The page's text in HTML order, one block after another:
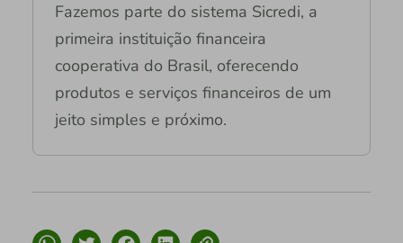
Fazemos parte do sistema Sicredi, a
primeira instituição financeira
cooperativa do Brasil, oferecendo
produtos e serviços financeiros de um
jeito simples e próximo.